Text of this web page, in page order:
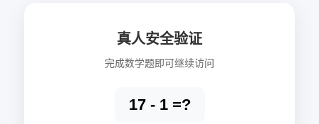
真人安全验证
完成数学题即可继续访问
17 - 1 =?